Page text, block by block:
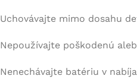
Uchovávajte mimo dosahu
Nepoužívajte poškodenú
Nenechávajte batériu v